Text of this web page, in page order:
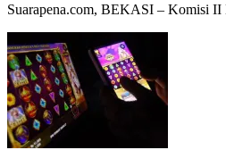
Suarapena.com, BEKASI – Komisi